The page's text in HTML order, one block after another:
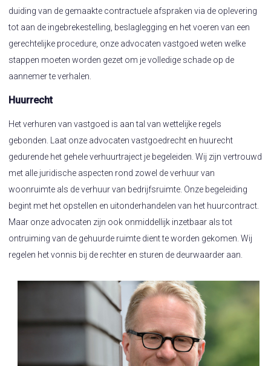
duiding van de gemaakte contractuele afspraken via de oplevering
tot aan de ingebrekestelling, beslaglegging en het voeren van een
gerechtelijke procedure, onze advocaten vastgoed weten welke
stappen moeten worden gezet om je volledige schade op de
aannemer te verhalen.
Huurrecht
Het verhuren van vastgoed is aan tal van wettelijke regels
gebonden. Laat onze advocaten vastgoedrecht en huurecht
gedurende het gehele verhuurtraject je begeleiden. Wij zijn vertrouwd
met alle juridische aspecten rond zowel de verhuur van
woonruimte als de verhuur van bedrijfsruimte. Onze begeleiding
begint met het opstellen en uitonderhandelen van het huurcontract.
Maar onze advocaten zijn ook onmiddellijk inzetbaar als tot
ontruiming van de gehuurde ruimte dient te worden gekomen. Wij
regelen het vonnis bij de rechter en sturen de deurwaarder aan.